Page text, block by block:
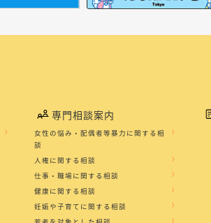
専門相談案内
女性の悩み・配偶者等暴力に関する相
談
人権に関する相談
仕事・職場に関する相談
健康に関する相談
妊娠や子育てに関する相談